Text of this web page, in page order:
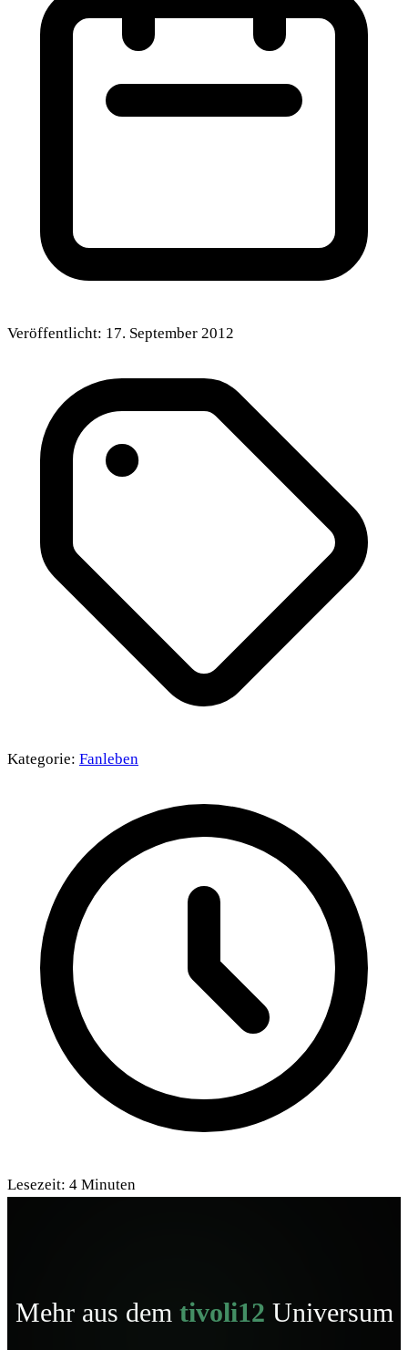
Veröffentlicht: 17. September 2012
Kategorie: Fanleben
Lesezeit: 4 Minuten
Mehr aus dem tivoli12 Universum